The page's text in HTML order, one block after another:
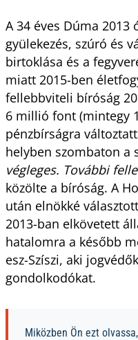
A 34 éves Dúma
gyülekezés, szúró és
birtoklása és a
miatt 2015-ben
fellebbviteli bíróság
6 millió font (mintegy
pénzbírságra
helyben szombaton a
végleges. További
közölte a bíróság. A
után elnökké
2013-ban elkövetett
hatalomra a később
esz-Szíszi, aki
gondolkodókat.
Miközben Ön ezt